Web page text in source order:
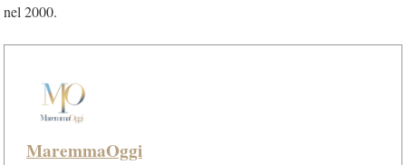
nel 2000.
MaremmaOggi